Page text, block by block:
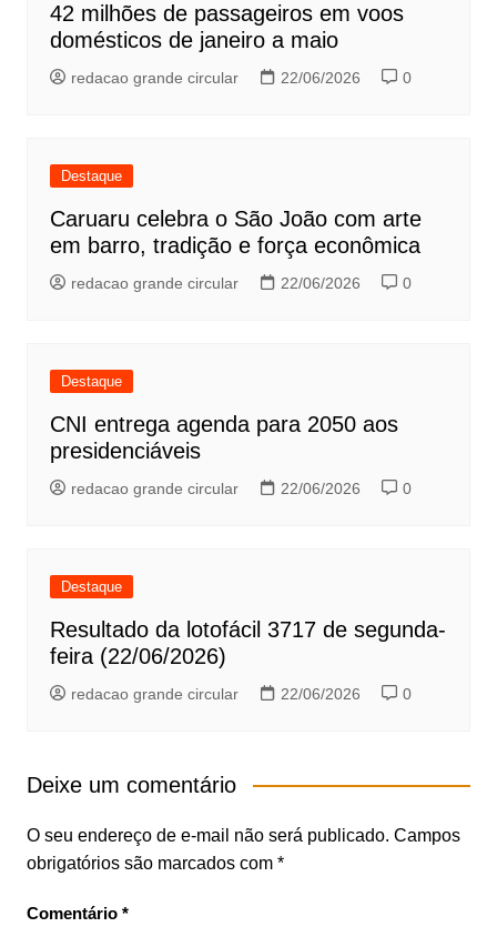
42 milhões de passageiros em voos
domésticos de janeiro a maio
redacao grande circular 22/06/2026 0
Destaque
Caruaru celebra o São João com arte
em barro, tradição e força econômica
redacao grande circular 22/06/2026 0
Destaque
CNI entrega agenda para 2050 aos
presidenciáveis
redacao grande circular 22/06/2026 0
Destaque
Resultado da lotofácil 3717 de segunda-
feira (22/06/2026)
redacao grande circular 22/06/2026 0
Deixe um comentário
O seu endereço de e-mail não será publicado. Campos
obrigatórios são marcados com *
Comentário *